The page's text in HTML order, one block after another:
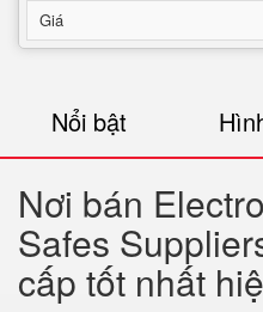
Giá
Nổi bật
Nơi bán
Safes
cấp tốt nhất